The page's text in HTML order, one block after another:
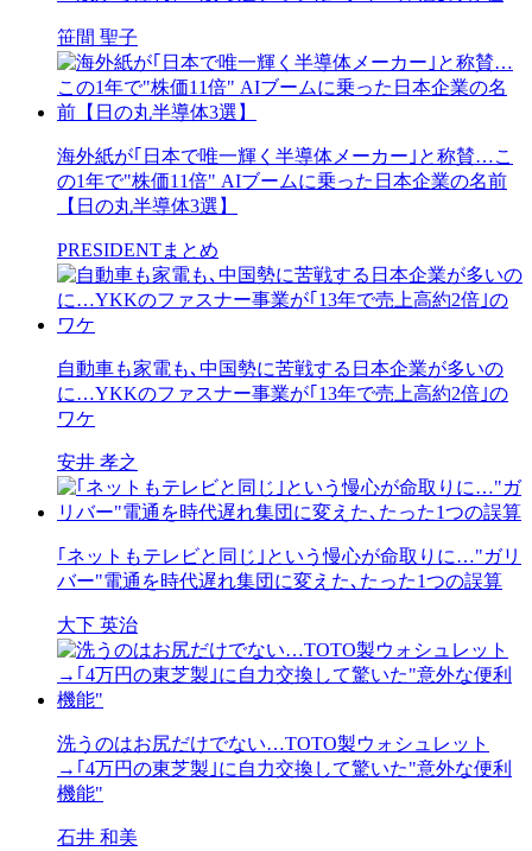
笹間 聖子
海外紙が｢日本で唯一輝く半導体メーカー｣と称賛…こ
の1年で"株価11倍" AIブームに乗った日本企業の名前
【日の丸半導体3選】
PRESIDENTまとめ
自動車も家電も､中国勢に苦戦する日本企業が多いの
に…YKKのファスナー事業が｢13年で売上高約2倍｣の
ワケ
安井 孝之
｢ネットもテレビと同じ｣という慢心が命取りに…"ガリ
バー"電通を時代遅れ集団に変えた､たった1つの誤算
大下 英治
洗うのはお尻だけでない…TOTO製ウォシュレット
→｢4万円の東芝製｣に自力交換して驚いた"意外な便利
機能"
石井 和美